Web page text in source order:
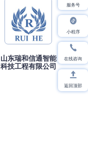
山东瑞和信通智能
科技工程有限公司
服务号
小程序
在线咨询
返回顶部